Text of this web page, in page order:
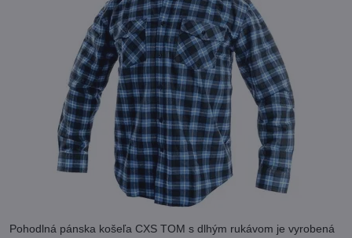
Pohodlná pánska košeľa CXS TOM s dlhým rukávom je vyrobená